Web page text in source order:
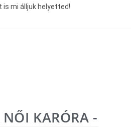
mi álljuk helyetted!
KARÓRA -